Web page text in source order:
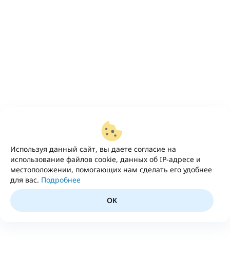
Используя данный сайт, вы даете согласие на
использование файлов cookie, данных об IP-адресе и
местоположении, помогающих нам сделать его удобнее
для вас. Подробнее
OK